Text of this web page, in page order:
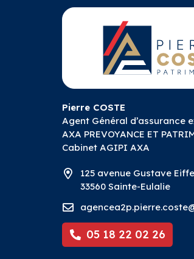
Pierre COSTE
Agent Général d’assurance
AXA PREVOYANCE ET
Cabinet AGIPI AXA
125 avenue Gustave
33560 Sainte-Eulalie
05 18 22 02 26